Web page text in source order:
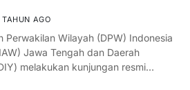
AGO
Perwakilan Wilayah (DPW) Indonesia
Jawa Tengah dan Daerah
melakukan kunjungan resmi…